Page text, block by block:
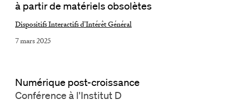
à partir de matériels obsolètes
Dispositifs Interactifs d'Intérêt Général
7 mars 2025
Numérique post-croissance
Conférence à l'Institut D